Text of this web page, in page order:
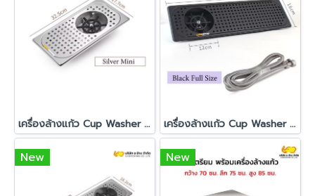
เครื่องล้างแก้ว Cup Washer ขนาด 32.5x17.7 cm. (Silver Mini) เครื่องล้างแก้ว Cup Washer ขนาด 53x16 cm. (Black Full Size)
New New